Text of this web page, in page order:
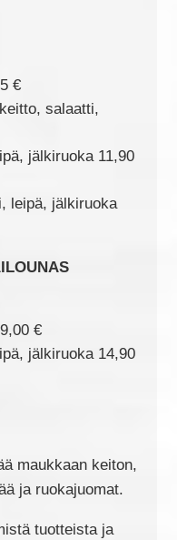
€
salaatti,
jälkiruoka 11,90
leipä, jälkiruoka
€
jälkiruoka 14,90
maukkaan keiton,
ja ruokajuomat.
tuotteista ja